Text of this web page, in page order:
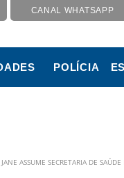
CANAL WHATSAPP
POLÍCIA
ASSUME SECRETARIA DE